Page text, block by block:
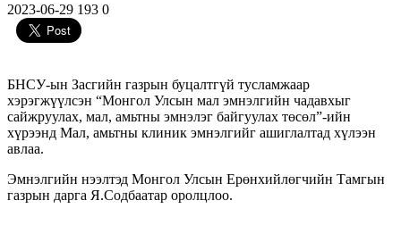
2023-06-29 193 0
БНСУ-ын Засгийн газрын буцалтгүй тусламжаар
хэрэгжүүлсэн “Монгол Улсын мал эмнэлгийн чадавхыг
сайжруулах, мал, амьтны эмнэлэг байгуулах төсөл”-ийн
хүрээнд Мал, амьтны клиник эмнэлгийг ашиглалтад хүлээн
авлаа.
Эмнэлгийн нээлтэд Монгол Улсын Ерөнхийлөгчийн Тамгын
газрын дарга Я.Содбаатар оролцлоо.